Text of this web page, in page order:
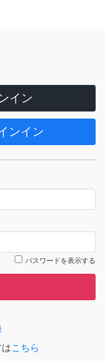
イン
ンイン
パスワードを表示する
こちら